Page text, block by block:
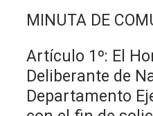
MINUTA DE
Artículo 1º: El
Deliberante de
Departamento